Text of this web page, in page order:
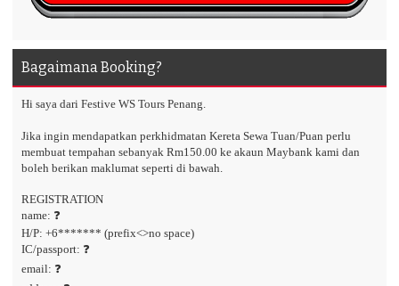
Bagaimana Booking?
Hi saya dari Festive WS Tours Penang.
Jika ingin mendapatkan perkhidmatan Kereta Sewa Tuan/Puan perlu
membuat tempahan sebanyak Rm150.00 ke akaun Maybank kami dan
boleh berikan maklumat seperti di bawah.
REGISTRATION
name: ❓
H/P: +6******* (prefix<>no space)
IC/passport: ❓
email: ❓